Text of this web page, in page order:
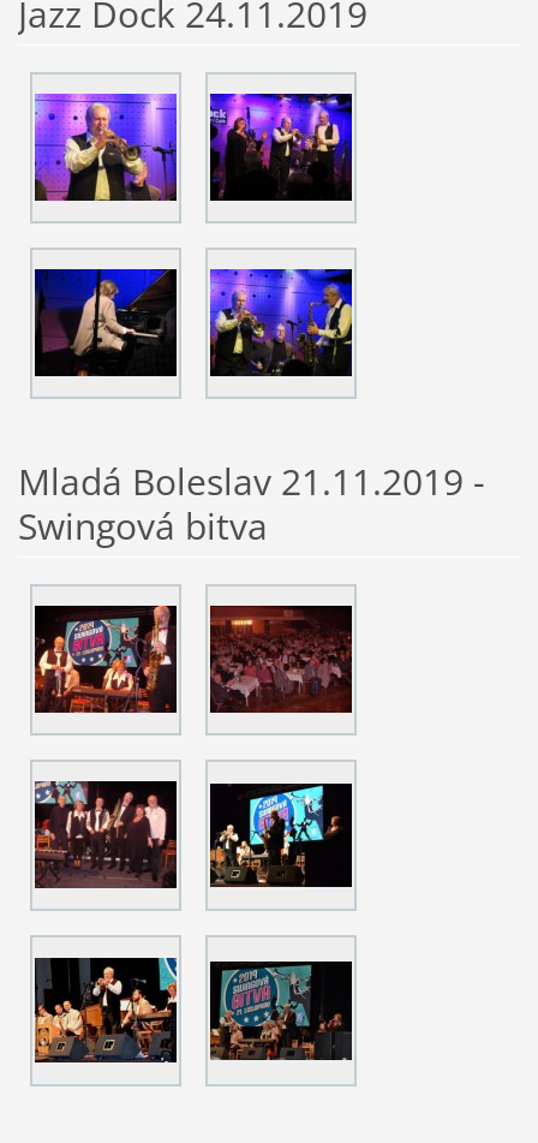
Jazz Dock 24.11.2019
Mladá Boleslav 21.11.2019 -
Swingová bitva